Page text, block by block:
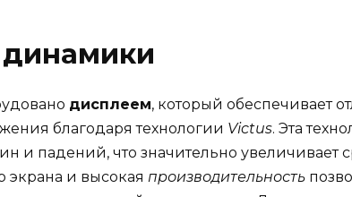
дисплеем, который обеспечивает
благодаря технологии Victus. Эта
и падений, что значительно увеличивает
и высокая производительность